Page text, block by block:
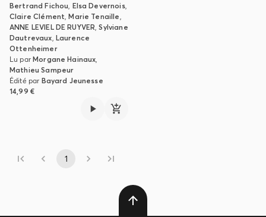
Bertrand Fichou, Elsa Devernois,
Claire Clément,Marie Tenaille,
ANNE LEVIEL DE RUYVER,Sylviane
Dautrevaux, Laurence
Ottenheimer
Lu parMorgane Hainaux,
Mathieu Sampeur
Édité par Bayard Jeunesse
14,99 €
1